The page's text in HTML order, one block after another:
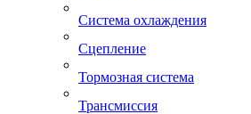
Система охлаждения
Сцепление
Тормозная система
Трансмиссия